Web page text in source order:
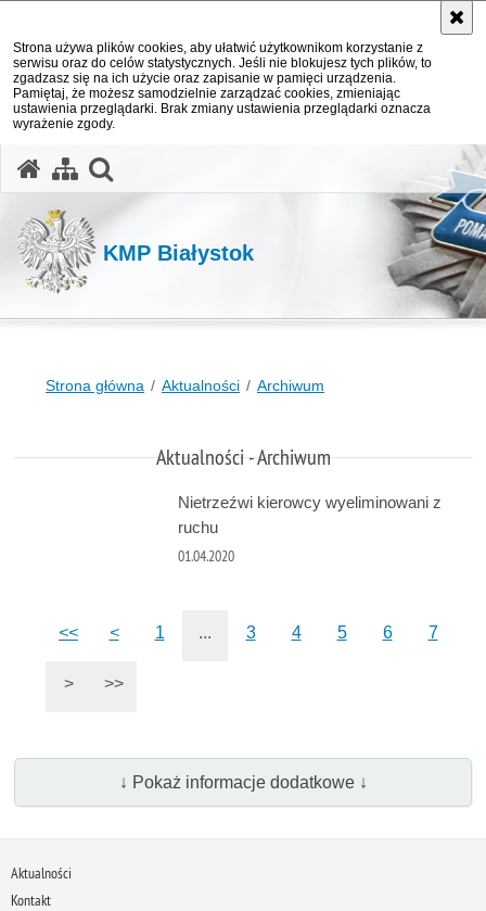
Strona używa plików cookies, aby ułatwić użytkownikom korzystanie z
serwisu oraz do celów statystycznych. Jeśli nie blokujesz tych plików, to
zgadzasz się na ich użycie oraz zapisanie w pamięci urządzenia.
Pamiętaj, że możesz samodzielnie zarządzać cookies, zmieniając
ustawienia przeglądarki. Brak zmiany ustawienia przeglądarki oznacza
wyrażenie zgody.
KMP Białystok
Strona główna Aktualności Archiwum
Aktualności - Archiwum
Nietrzeźwi kierowcy wyeliminowani z
ruchu
01.04.2020
<< < 1 ... 3 4 5 6 7
> >>
↓ Pokaż informacje dodatkowe ↓
Aktualności
Kontakt